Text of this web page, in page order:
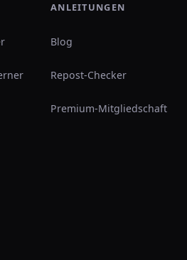
ANLEITUNGEN
Blog
Repost-Checker
Premium-Mitgliedschaft